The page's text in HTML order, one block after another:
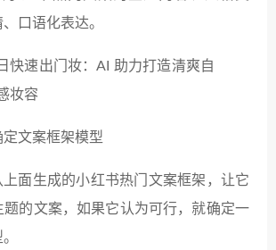
口语化表达。
文案框架模型
上面生成的小红书热门文案框架，让它
题的文案，如果它认为可行，就确定一